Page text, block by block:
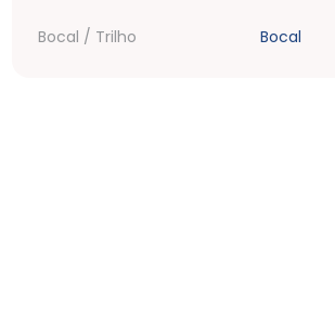
Bocal / Trilho Bocal